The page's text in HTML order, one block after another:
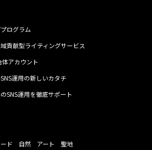
ログラム
貢献型ライティングサービス
アカウント
運用の新しいカタチ
SNS運用を徹底サポート
ド 自然 アート 聖地